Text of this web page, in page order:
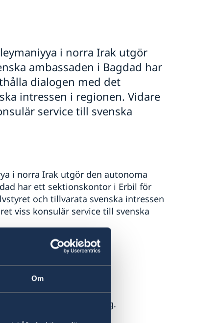
Om
i norra Irak utgör
ambassaden i Bagdad har
dialogen med det
intressen i regionen. Vidare
service till svenska
i norra Irak utgör den autonoma
har ett sektionskontor i Erbil för
och tillvarata svenska intressen
viss konsulär service till svenska
i Bagdad efter tidsbokning.
när det är färdigt.